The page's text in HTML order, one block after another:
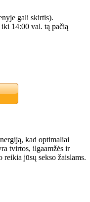
gali skirtis).
14:00 val. tą pačią
kad optimaliai
tvirtos, ilgaamžės ir
jūsų sekso žaislams.